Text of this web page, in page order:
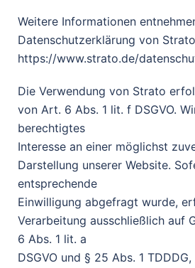
Weitere Informationen
Datenschutzerklärung von
https://www.strato.de/
Die Verwendung von Strato
von Art. 6 Abs. 1 lit. f DSGVO.
berechtigtes
Interesse an einer möglichst
Darstellung unserer Website.
entsprechende
Einwilligung abgefragt wurde,
Verarbeitung ausschließlich auf
6 Abs. 1 lit. a
DSGVO und § 25 Abs. 1